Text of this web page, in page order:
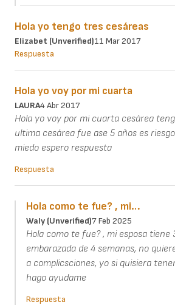
Hola yo tengo tres cesáreas
Elizabet (unverified)11 Mar 2017
Respuesta
Hola yo voy por mi cuarta
LAURA4 Abr 2017
Hola yo voy por mi cuarta cesárea
ultima cesárea fue ase 5 años es
miedo espero respuesta
Respuesta
Hola como te fue? , mi…
Waly (unverified)7 Feb 2025
Hola como te fue? , mi esposa tiene
embarazada de 4 semanas, no
a complicsciones, yo si quisiera
hago ayudame
Respuesta